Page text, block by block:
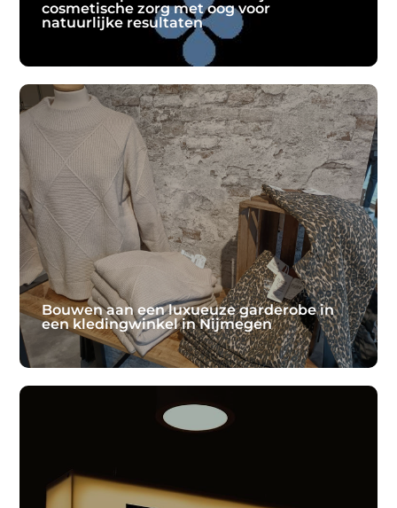
cosmetische zorg met oog voor
natuurlijke resultaten
Van Lennep Kliniek: Persoonlijke
cosmetische zorg met oog voor
natuurlijke resultaten
Wie op zoek is naar een professionele kliniek voor
cosmetische behandelingen, wil vooral vertrouwen,
deskundigheid en een natuurlijk resultaat. Van Lennep
Kliniek staat bekend om haar persoonlijke aanpak en
een breed aanbod aan huidverbeterende en
Lees verder
Bouwen aan een luxueuze garderobe in
een kledingwinkel in Nijmegen
een kledingwinkel in Nijmegen
Een tijdloze garderobe begint met bewuste keuzes. In